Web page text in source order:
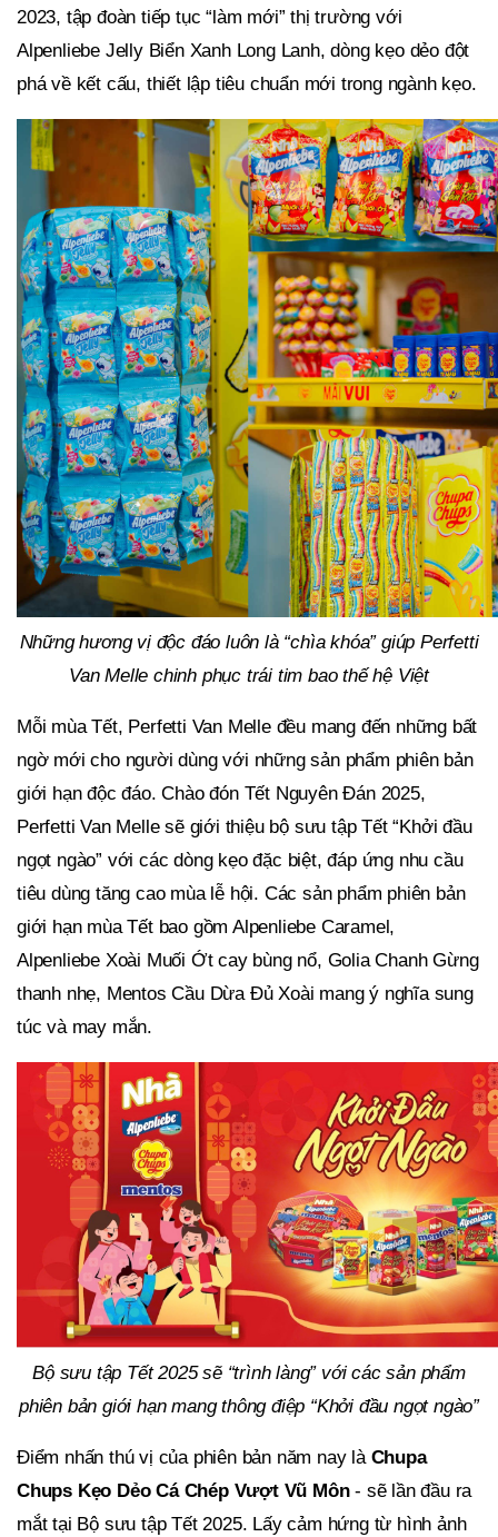
2023, tập đoàn tiếp tục “làm mới” thị trường với
Alpenliebe Jelly Biển Xanh Long Lanh, dòng kẹo dẻo đột
phá về kết cấu, thiết lập tiêu chuẩn mới trong ngành kẹo.
Những hương vị độc đáo luôn là “chìa khóa” giúp Perfetti
Van Melle chinh phục trái tim bao thế hệ Việt
Mỗi mùa Tết, Perfetti Van Melle đều mang đến những bất
ngờ mới cho người dùng với những sản phẩm phiên bản
giới hạn độc đáo. Chào đón Tết Nguyên Đán 2025,
Perfetti Van Melle sẽ giới thiệu bộ sưu tập Tết “Khởi đầu
ngọt ngào” với các dòng kẹo đặc biệt, đáp ứng nhu cầu
tiêu dùng tăng cao mùa lễ hội. Các sản phẩm phiên bản
giới hạn mùa Tết bao gồm Alpenliebe Caramel,
Alpenliebe Xoài Muối Ớt cay bùng nổ, Golia Chanh Gừng
thanh nhẹ, Mentos Cầu Dừa Đủ Xoài mang ý nghĩa sung
túc và may mắn.
Bộ sưu tập Tết 2025 sẽ “trình làng” với các sản phẩm
phiên bản giới hạn mang thông điệp “Khởi đầu ngọt ngào”
Điểm nhấn thú vị của phiên bản năm nay là Chupa
Chups Kẹo Dẻo Cá Chép Vượt Vũ Môn- sẽ lần đầu ra
mắt tại Bộ sưu tập Tết 2025. Lấy cảm hứng từ hình ảnh